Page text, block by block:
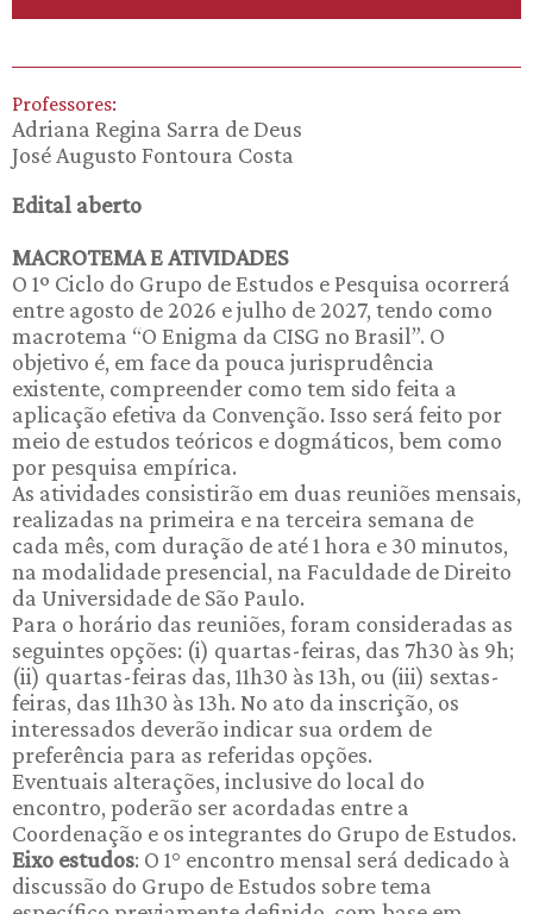
Professores:
Adriana Regina Sarra de Deus
José Augusto Fontoura Costa
Edital aberto
MACROTEMA E ATIVIDADES
O 1º Ciclo do Grupo de Estudos e Pesquisa ocorrerá
entre agosto de 2026 e julho de 2027, tendo como
macrotema “O Enigma da CISG no Brasil”. O
objetivo é, em face da pouca jurisprudência
existente, compreender como tem sido feita a
aplicação efetiva da Convenção. Isso será feito por
meio de estudos teóricos e dogmáticos, bem como
por pesquisa empírica.
As atividades consistirão em duas reuniões mensais,
realizadas na primeira e na terceira semana de
cada mês, com duração de até 1 hora e 30 minutos,
na modalidade presencial, na Faculdade de Direito
da Universidade de São Paulo.
Para o horário das reuniões, foram consideradas as
seguintes opções: (i) quartas-feiras, das 7h30 às 9h;
(ii) quartas-feiras das, 11h30 às 13h, ou (iii) sextas-
feiras, das 11h30 às 13h. No ato da inscrição, os
interessados deverão indicar sua ordem de
preferência para as referidas opções.
Eventuais alterações, inclusive do local do
encontro, poderão ser acordadas entre a
Coordenação e os integrantes do Grupo de Estudos.
Eixo estudos: O 1° encontro mensal será dedicado à
discussão do Grupo de Estudos sobre tema